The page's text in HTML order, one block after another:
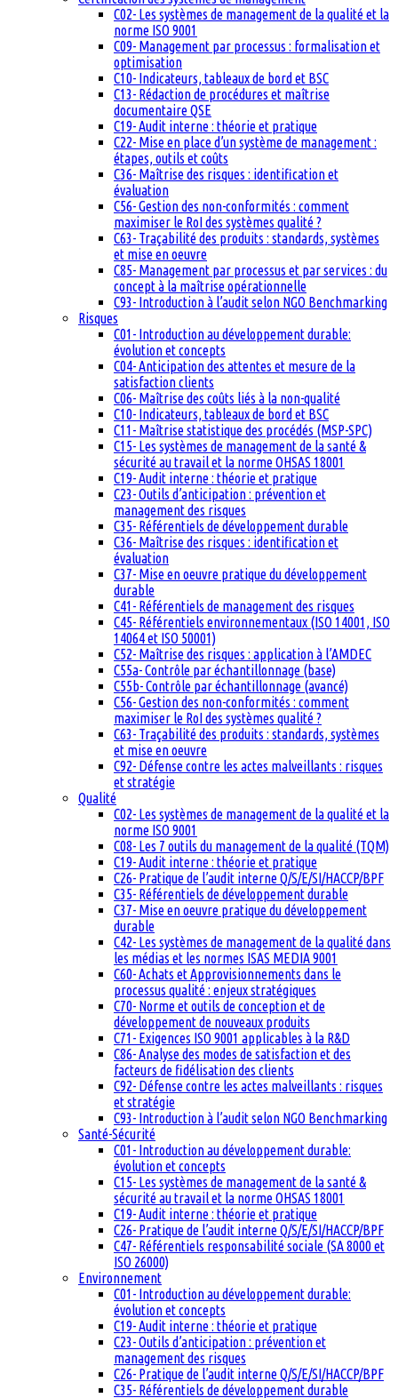
C02- Les systèmes de management de la qualité et la
norme ISO 9001
C09- Management par processus : formalisation et
optimisation
C10- Indicateurs, tableaux de bord et BSC
C13- Rédaction de procédures et maîtrise
documentaire QSE
C19- Audit interne : théorie et pratique
C22- Mise en place d’un système de management :
étapes, outils et coûts
C36- Maîtrise des risques : identification et
évaluation
C56- Gestion des non-conformités : comment
maximiser le RoI des systèmes qualité ?
C63- Traçabilité des produits : standards, systèmes
et mise en oeuvre
C85- Management par processus et par services : du
concept à la maîtrise opérationnelle
C93- Introduction à l’audit selon NGO Benchmarking
Risques
C01- Introduction au développement durable:
évolution et concepts
C04- Anticipation des attentes et mesure de la
satisfaction clients
C06- Maîtrise des coûts liés à la non-qualité
C10- Indicateurs, tableaux de bord et BSC
C11- Maîtrise statistique des procédés (MSP-SPC)
C15- Les systèmes de management de la santé &
sécurité au travail et la norme OHSAS 18001
C19- Audit interne : théorie et pratique
C23- Outils d’anticipation : prévention et
management des risques
C35- Référentiels de développement durable
C36- Maîtrise des risques : identification et
évaluation
C37- Mise en oeuvre pratique du développement
durable
C41- Référentiels de management des risques
C45- Référentiels environnementaux (ISO 14001, ISO
14064 et ISO 50001)
C52- Maîtrise des risques : application à l’AMDEC
C55a- Contrôle par échantillonnage (base)
C55b- Contrôle par échantillonnage (avancé)
C56- Gestion des non-conformités : comment
maximiser le RoI des systèmes qualité ?
C63- Traçabilité des produits : standards, systèmes
et mise en oeuvre
C92- Défense contre les actes malveillants : risques
et stratégie
Qualité
C02- Les systèmes de management de la qualité et la
norme ISO 9001
C08- Les 7 outils du management de la qualité (TQM)
C19- Audit interne : théorie et pratique
C26- Pratique de l’audit interne Q/S/E/SI/HACCP/BPF
C35- Référentiels de développement durable
C37- Mise en oeuvre pratique du développement
durable
C42- Les systèmes de management de la qualité dans
les médias et les normes ISAS MEDIA 9001
C60- Achats et Approvisionnements dans le
processus qualité : enjeux stratégiques
C70- Norme et outils de conception et de
développement de nouveaux produits
C71- Exigences ISO 9001 applicables à la R&D
C86- Analyse des modes de satisfaction et des
facteurs de fidélisation des clients
C92- Défense contre les actes malveillants : risques
et stratégie
C93- Introduction à l’audit selon NGO Benchmarking
Santé-Sécurité
C01- Introduction au développement durable:
évolution et concepts
C15- Les systèmes de management de la santé &
sécurité au travail et la norme OHSAS 18001
C19- Audit interne : théorie et pratique
C26- Pratique de l’audit interne Q/S/E/SI/HACCP/BPF
C47- Référentiels responsabilité sociale (SA 8000 et
ISO 26000)
Environnement
C01- Introduction au développement durable:
évolution et concepts
C19- Audit interne : théorie et pratique
C23- Outils d’anticipation : prévention et
management des risques
C26- Pratique de l’audit interne Q/S/E/SI/HACCP/BPF
C35- Référentiels de développement durable